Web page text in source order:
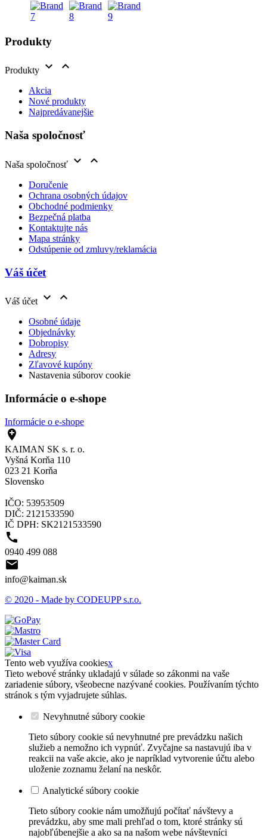
Produkty
Produkty  
Akcia
Nové produkty
Najpredávanejšie
Naša spoločnosť
Naša spoločnosť  
Doručenie
Ochrana osobných údajov
Obchodné podmienky
Bezpečná platba
Kontaktujte nás
Mapa stránky
Odstúpenie od zmluvy/reklamácia
Váš účet
Váš účet  
Osobné údaje
Objednávky
Dobropisy
Adresy
Zľavové kupóny
Nastavenia súborov cookie
Informácie o e-shope
Informácie o e-shope

KAIMAN SK s. r. o.
Vyšná Korňa 110
023 21 Korňa
Slovensko
IČO: 53953509
DIČ: 2121533590
IČ DPH: SK2121533590

0940 499 088

info@kaiman.sk
© 2020 - Made by CODEUPP s.r.o.
Tento web využíva cookiesx
Tieto webové stránky ukladajú v súlade so zákonmi na vaše
zariadenie súbory, všeobecne nazývané cookies. Používaním týchto
stránok s tým vyjadrujete súhlas.
Nevyhnutné súbory cookie
Tieto súbory cookie sú nevyhnutné pre prevádzku našich
služieb a nemožno ich vypnúť. Zvyčajne sa nastavujú iba v
reakcii na vaše akcie, ako je napríklad vytvorenie účtu alebo
uloženie zoznamu želaní na neskôr.
Analytické súbory cookie
Tieto súbory cookie nám umožňujú počítať návštevy a
prevádzku, aby sme mali prehľad o tom, ktoré stránky sú
najobľúbenejšie a ako sa na našom webe návštevníci